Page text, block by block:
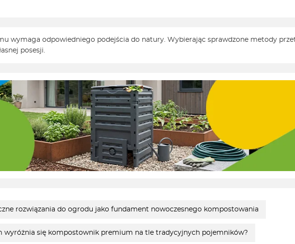
wymaga odpowiedniego podejścia do natury. Wybierając sprawdzone metody
posesji.
rozwiązania do ogrodu jako fundament nowoczesnego kompostowania
wyróżnia się kompostownik premium na tle tradycyjnych pojemników?